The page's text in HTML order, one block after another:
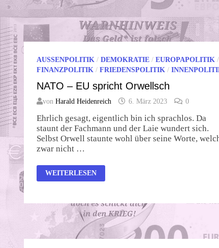
AUSSENPOLITIK / DEMOKRATIE / EUROPAPOLITIK /
FINANZPOLITIK / FRIEDENSPOLITIK /
NATO – EU spricht Orwellsch
von Harald Heidenreich 6. März 2023 0
Ehrlich gesagt, eigentlich bin ich sprachlos. Da
staunt der Fachmann und der Laie wundert sich.
Selbst Orwell staunte wohl über seine Worte,
zwar nicht …
NATO
–
WEITERLESEN